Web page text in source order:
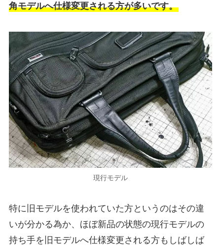
角モデルへ仕様変更される方が多いです。
現行モデル
特に旧モデルを使われていた方というのはその違
いが分かる為か、ほぼ新品の状態の現行モデルの
持ち手を旧モデルへ仕様変更される方もしばしば